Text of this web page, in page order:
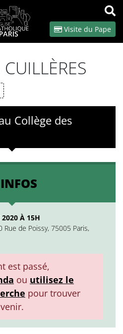
OK
Visite du Pape
Collège des
2020 À 15H
de Poissy, 75005 Paris,
est passé,
ou utilisez le
pour trouver